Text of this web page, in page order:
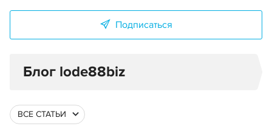
Подписаться
Блог lode88biz
ВСЕ СТАТЬИ